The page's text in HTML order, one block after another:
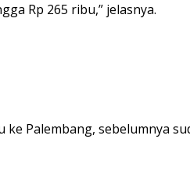
Rp 265 ribu,” jelasnya.
Palembang, sebelumnya